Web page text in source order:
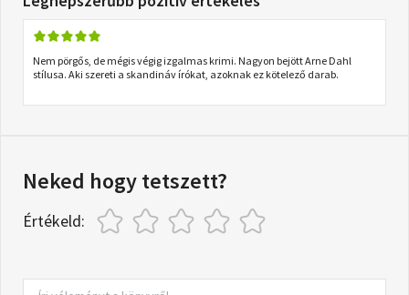
Nem pörgős, de mégis végig izgalmas krimi. Nagyon bejött Arne Dahl
stílusa. Aki szereti a skandináv írókat, azoknak ez kötelező darab.
Neked hogy tetszett?
Értékeld: